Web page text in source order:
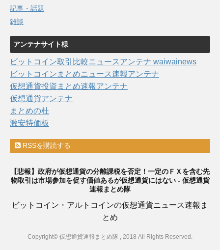
記事・話題
雑談
アンテナサイト様
ビットコイン取引比較ニュースアンテナ waiwainews
ビットコインまとめニュース速報アンテナ
仮想通貨投資まとめ速報アンテナ
仮想通貨アンテナ
まとめの杜
激安特価板
RSSを購読する
【悲報】政府が仮想通貨の分離課税を否定！一定のＦＸを含む先
物取引は市場参加を促す価値あるが仮想通貨にはない - 仮想通貨
速報まとめ隊
ビットコイン・アルトコインの仮想通貨ニュース速報ま
とめ
Copyright© 仮想通貨速報まとめ隊 , 2018 All Rights Reserved.